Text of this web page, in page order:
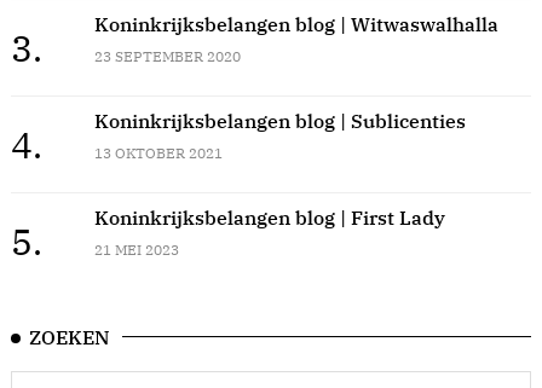
3.
Koninkrijksbelangen blog | Witwaswalhalla
23 SEPTEMBER 2020
4.
Koninkrijksbelangen blog | Sublicenties
13 OKTOBER 2021
5.
Koninkrijksbelangen blog | First Lady
21 MEI 2023
ZOEKEN